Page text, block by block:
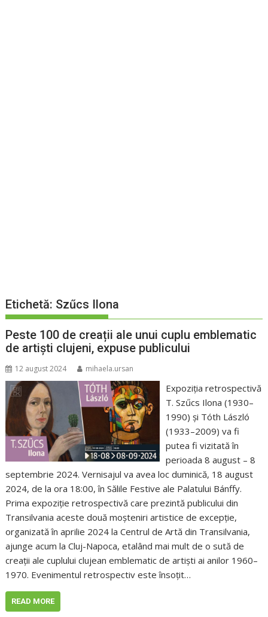
Etichetă: Szűcs Ilona
Peste 100 de creații ale unui cuplu emblematic
de artiști clujeni, expuse publicului
12 august 2024 mihaela.ursan
Expoziția retrospectivă
T. Szűcs Ilona (1930–
1990) și Tóth László
(1933–2009) va fi
putea fi vizitată în
perioada 8 august – 8
septembrie 2024. Vernisajul va avea loc duminică, 18 august
2024, de la ora 18:00, în Sălile Festive ale Palatului Bánffy.
Prima expoziție retrospectivă care prezintă publicului din
Transilvania aceste două moșteniri artistice de excepție,
organizată în aprilie 2024 la Centrul de Artă din Transilvania,
ajunge acum la Cluj-Napoca, etalând mai mult de o sută de
creații ale cuplului clujean emblematic de artiști ai anilor 1960–
1970. Evenimentul retrospectiv este însoțit…
READ MORE